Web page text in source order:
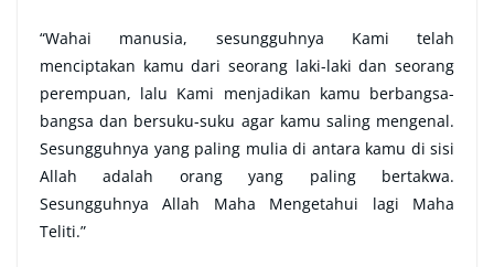
“Wahai manusia, sesungguhnya Kami telah
menciptakan kamu dari seorang laki-laki dan seorang
perempuan, lalu Kami menjadikan kamu berbangsa-
bangsa dan bersuku-suku agar kamu saling mengenal.
Sesungguhnya yang paling mulia di antara kamu di sisi
Allah adalah orang yang paling bertakwa.
Sesungguhnya Allah Maha Mengetahui lagi Maha
Teliti.”